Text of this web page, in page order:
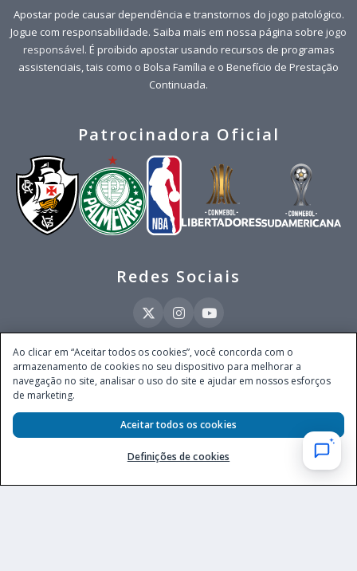
Apostar pode causar dependência e transtornos do jogo patológico.
Jogue com responsabilidade. Saiba mais em nossa página sobre jogo
responsável. É proibido apostar usando recursos de programas
assistenciais, tais como o Bolsa Família e o Benefício de Prestação
Continuada.
Patrocinadora Oficial
Redes Sociais
Este site é operado pela Ventmear Brasil LTDA (CNPJ 52.868.380/0001-84), com
endereço na Avenida Brigadeiro Faria Lima, nº 4.055, 3º andar, Itaim Bibi, no
Município de São Paulo, Estado de São Paulo, CEP 04538-133, Brasil - empresa
autorizada a operar apostas de quota fixa em todo território nacional pela
Secretaria de Prêmios e Apostas do Ministério da Fazenda, conforme Portaria nº
247, de 07.02.2025, publicada no DOU em 11.2.2025.
Ao clicar em “Aceitar todos os cookies”, você concorda com o
armazenamento de cookies no seu dispositivo para melhorar a
navegação no site, analisar o uso do site e ajudar em nossos esforços
de marketing.
Definições de cookies
Aceitar todos os cookies